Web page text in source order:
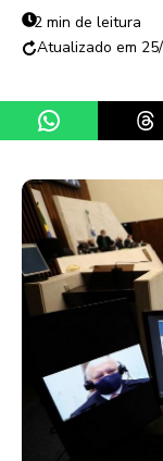
2 min de leitura
Share on